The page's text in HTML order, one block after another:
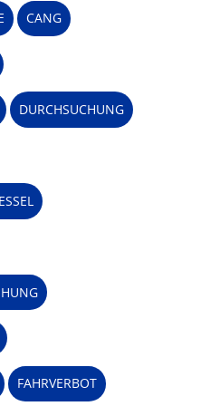
CANG
DURCHSUCHUNG
FAHRVERBOT